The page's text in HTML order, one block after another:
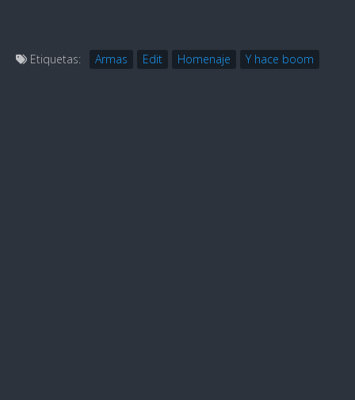
Etiquetas: Armas Edit Homenaje Y hace boom